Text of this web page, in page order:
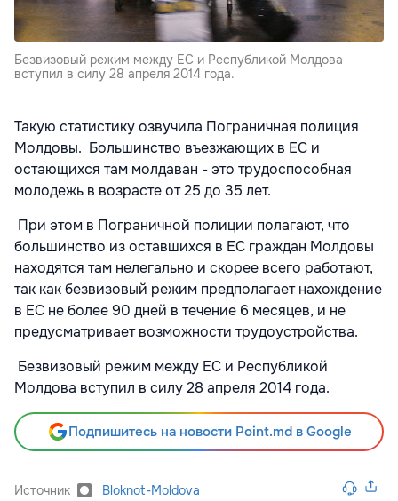
Безвизовый режим между ЕС и Республикой Молдова
вступил в силу 28 апреля 2014 года.
Такую статистику озвучила Пограничная полиция
Молдовы. Большинство въезжающих в ЕС и
остающихся там молдаван - это трудоспособная
молодежь в возрасте от 25 до 35 лет.
При этом в Пограничной полиции полагают, что
большинство из оставшихся в ЕС граждан Молдовы
находятся там нелегально и скорее всего работают,
так как безвизовый режим предполагает нахождение
в ЕС не более 90 дней в течение 6 месяцев, и не
предусматривает возможности трудоустройства.
Безвизовый режим между ЕС и Республикой
Молдова вступил в силу 28 апреля 2014 года.
Подпишитесь на новости Point.md в Google
Источник Bloknot-Moldova